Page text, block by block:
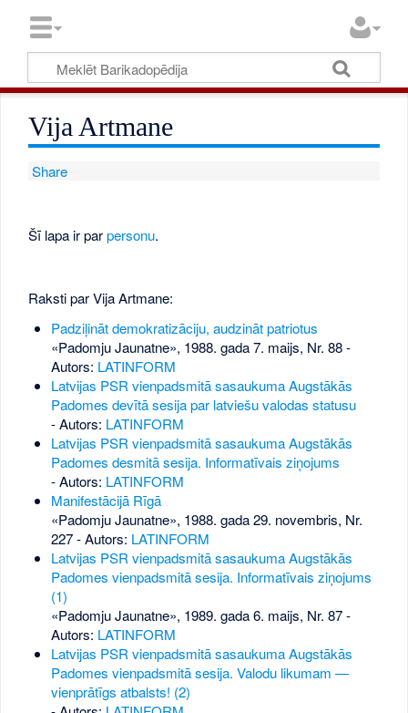
Vija Artmane
Share
Šī lapa ir parpersonu.
Raksti par Vija Artmane:
Padziļināt demokratizāciju, audzināt patriotus
«Padomju Jaunatne», 1988. gada 7. maijs, Nr. 88-
Autors: LATINFORM
Latvijas PSR vienpadsmitā sasaukuma Augstākās
Padomes devītā sesija par latviešu valodas statusu
- Autors: LATINFORM
Latvijas PSR vienpadsmitā sasaukuma Augstākās
Padomes desmitā sesija. Informatīvais ziņojums
- Autors: LATINFORM
Manifestācijā Rīgā
«Padomju Jaunatne», 1988. gada 29. novembris, Nr.
227- Autors: LATINFORM
Latvijas PSR vienpadsmitā sasaukuma Augstākās
Padomes vienpadsmitā sesija. Informatīvais ziņojums
(1)
«Padomju Jaunatne», 1989. gada 6. maijs, Nr. 87-
Autors: LATINFORM
Latvijas PSR vienpadsmitā sasaukuma Augstākās
Padomes vienpadsmitā sesija. Valodu likumam —
vienprātīgs atbalsts! (2)